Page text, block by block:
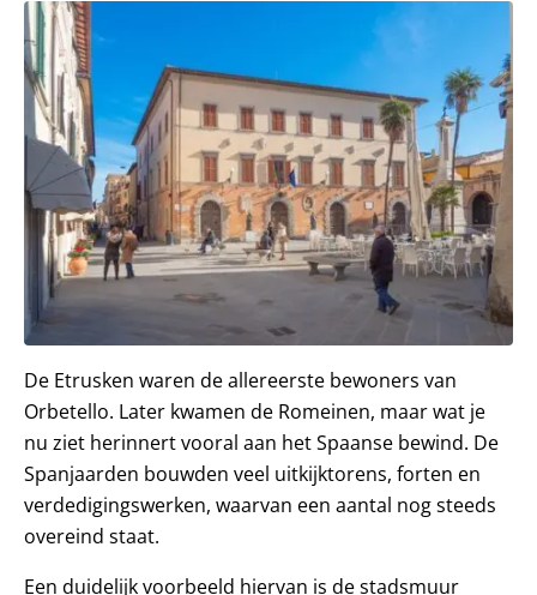
De Etrusken waren de allereerste bewoners van
Orbetello. Later kwamen de Romeinen, maar wat je
nu ziet herinnert vooral aan het Spaanse bewind. De
Spanjaarden bouwden veel uitkijktorens, forten en
verdedigingswerken, waarvan een aantal nog steeds
overeind staat.
Een duidelijk voorbeeld hiervan is de stadsmuur